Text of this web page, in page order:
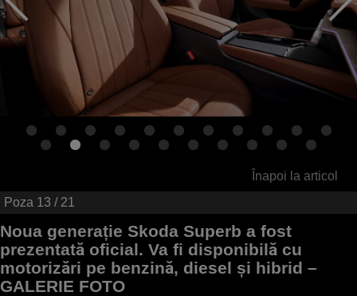
Înapoi la articol
Poza 13 / 21
Noua generație Skoda Superb a fost
prezentată oficial. Va fi disponibilă cu
motorizări pe benzină, diesel și hibrid –
GALERIE FOTO